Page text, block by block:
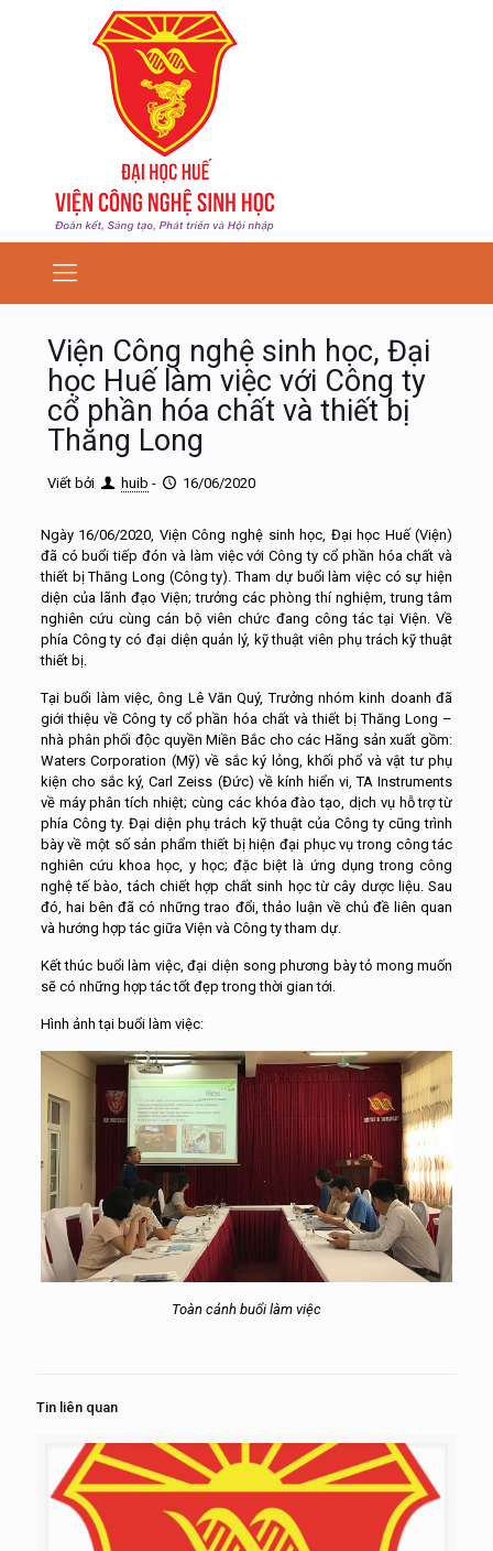
Viện Công nghệ sinh học, Đại
học Huế làm việc với Công ty
cổ phần hóa chất và thiết bị
Thăng Long
Viết bởi huib - 16/06/2020
Ngày 16/06/2020, Viện Công nghệ sinh học, Đại học Huế (Viện)
đã có buổi tiếp đón và làm việc với Công ty cổ phần hóa chất và
thiết bị Thăng Long (Công ty). Tham dự buổi làm việc có sự hiện
diện của lãnh đạo Viện; trưởng các phòng thí nghiệm, trung tâm
nghiên cứu cùng cán bộ viên chức đang công tác tại Viện. Về
phía Công ty có đại diện quản lý, kỹ thuật viên phụ trách kỹ thuật
thiết bị.
Tại buổi làm việc, ông Lê Văn Quý, Trưởng nhóm kinh doanh đã
giới thiệu về Công ty cổ phần hóa chất và thiết bị Thăng Long –
nhà phân phối độc quyền Miền Bắc cho các Hãng sản xuất gồm:
Waters Corporation (Mỹ) về sắc ký lỏng, khối phổ và vật tư phụ
kiện cho sắc ký, Carl Zeiss (Đức) về kính hiển vi, TA Instruments
về máy phân tích nhiệt; cùng các khóa đào tạo, dịch vụ hỗ trợ từ
phía Công ty. Đại diện phụ trách kỹ thuật của Công ty cũng trình
bày về một số sản phẩm thiết bị hiện đại phục vụ trong công tác
nghiên cứu khoa học, y học; đặc biệt là ứng dụng trong công
nghệ tế bào, tách chiết hợp chất sinh học từ cây dược liệu. Sau
đó, hai bên đã có những trao đổi, thảo luận về chủ đề liên quan
và hướng hợp tác giữa Viện và Công ty tham dự.
Kết thúc buổi làm việc, đại diện song phương bày tỏ mong muốn
sẽ có những hợp tác tốt đẹp trong thời gian tới.
Hình ảnh tại buổi làm việc:
Toàn cảnh buổi làm việc
Tin liên quan